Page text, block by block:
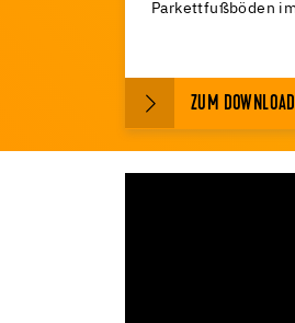
Parkettfußböden
ZUM DOWNLOAD